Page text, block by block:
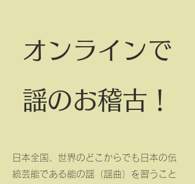
オンラインで
謡のお稽古！
日本全国、世界のどこからでも日本の伝
統芸能である能の謡（謡曲）を習うこと